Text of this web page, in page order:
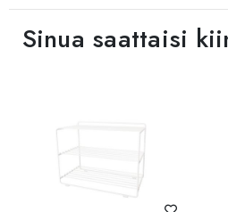
Sinua saattaisi